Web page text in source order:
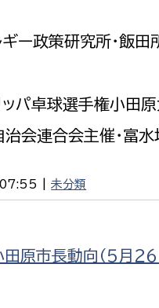
ー政策研究所・飯田
パ卓球選手権小田原
会連合会主催・富水
|未分類
原市長動向（５月２６